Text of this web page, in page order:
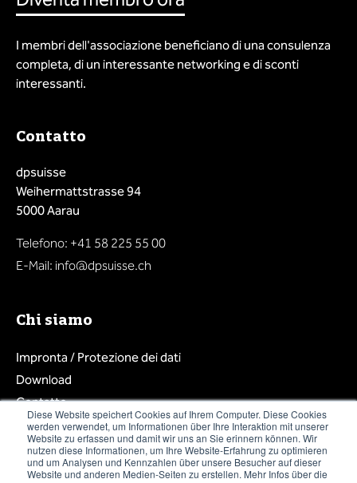
Diese Website speichert Cookies auf Ihrem Computer. Diese Cookies
werden verwendet, um Informationen über Ihre Interaktion mit unserer
Website zu erfassen und damit wir uns an Sie erinnern können. Wir
nutzen diese Informationen, um Ihre Website-Erfahrung zu optimieren
und um Analysen und Kennzahlen über unsere Besucher auf dieser
Website und anderen Medien-Seiten zu erstellen. Mehr Infos über die
I membri dell'associazione beneficiano di una consulenza
completa, di un interessante networking e di sconti
interessanti.
Contatto
dpsuisse
Weihermattstrasse 94
5000 Aarau
Telefono: +41 58 225 55 00
E-Mail: info@dpsuisse.ch
Chi siamo
Impronta / Protezione dei dati
Download
Contatto
Diventa membro
Login affiliato